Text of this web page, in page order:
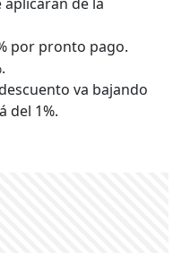
por pronto pago.
va bajando
del 1%.